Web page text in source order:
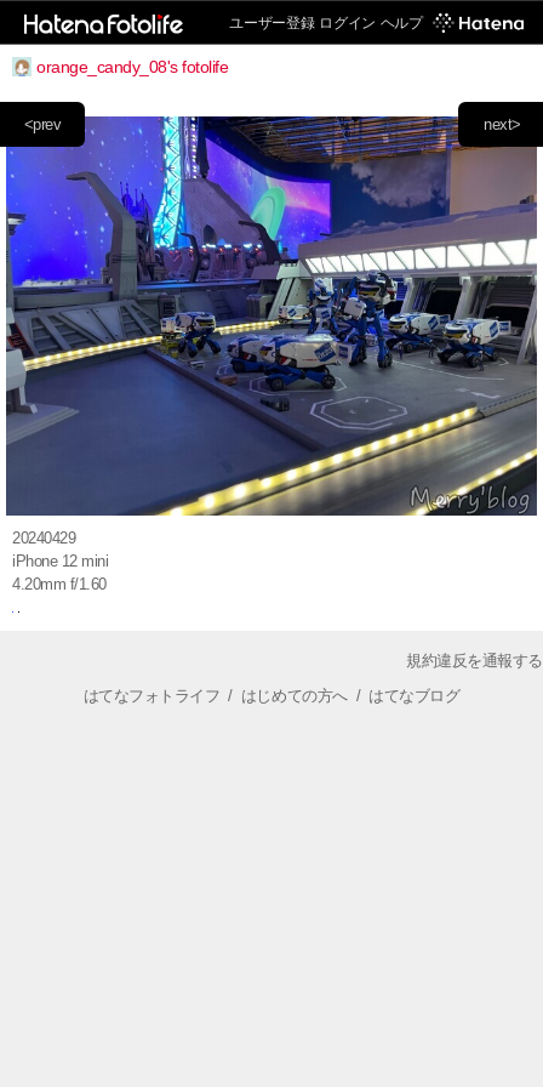
ユーザー登録 ログイン ヘルプ
orange_candy_08's fotolife
next>
<prev
20240429
iPhone 12 mini
4.20mm f/1.60
規約違反を通報する
はてなフォトライフ / はじめての方へ/ はてなブログ